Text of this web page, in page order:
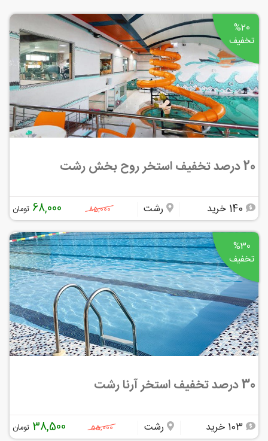
%20
تخفیف
20 درصد تخفیف استخر روح بخش رشت
رشت 85,000
68,000 تومان
%30
تخفیف
30 درصد تخفیف استخر آرنا رشت
رشت 55,000
38,500 تومان